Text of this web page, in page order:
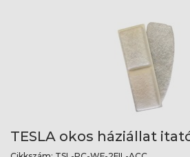
TESLA okos háziállat